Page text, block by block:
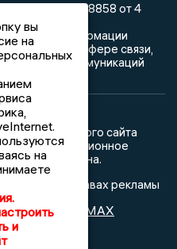
Эл № ФС77-78858 от 4
из реестра
информации
надзору в сфере связи,
массовых коммуникаций
с данного сайта
«Информационное
обязательна.
на правах рекламы
@mazov MAX
вы
на
на
и